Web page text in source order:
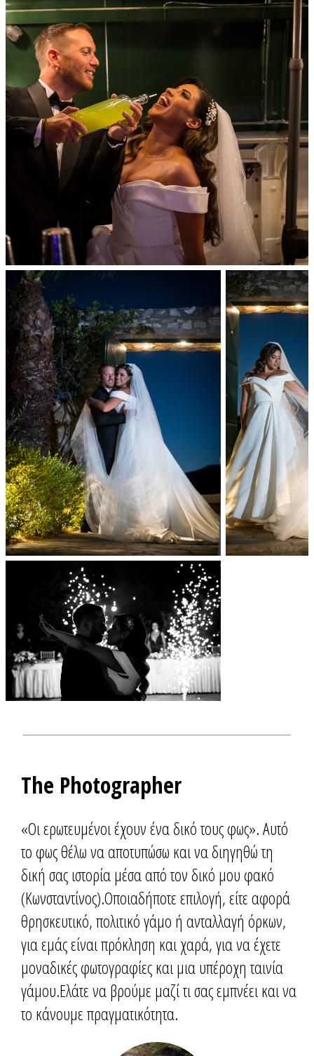
The Photographer
«Οι ερωτευμένοι έχουν ένα δικό τους φως». Αυτό
το φως θέλω να αποτυπώσω και να διηγηθώ τη
δική σας ιστορία μέσα από τον δικό μου φακό
(Κωνσταντίνος).Οποιαδήποτε επιλογή, είτε αφορά
θρησκευτικό, πολιτικό γάμο ή ανταλλαγή όρκων,
για εμάς είναι πρόκληση και χαρά, για να έχετε
μοναδικές φωτογραφίες και μια υπέροχη ταινία
γάμου.Ελάτε να βρούμε μαζί τι σας εμπνέει και να
το κάνουμε πραγματικότητα.